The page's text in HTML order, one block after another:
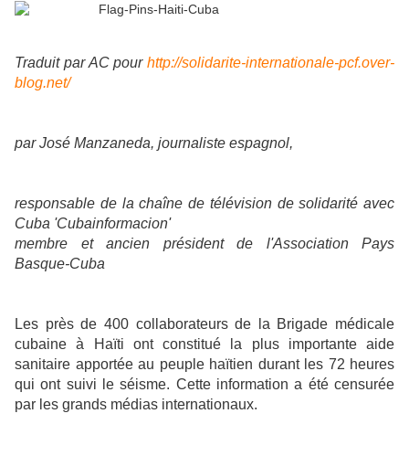
Traduit par AC pour http://solidarite-internationale-pcf.over-
blog.net/
par José Manzaneda, journaliste espagnol,
responsable de la chaîne de télévision de solidarité avec
Cuba 'Cubainformacion'
membre et ancien président de l'Association Pays
Basque-Cuba
Les près de 400 collaborateurs de la Brigade médicale
cubaine à Haïti ont constitué la plus importante aide
sanitaire apportée au peuple haïtien durant les 72 heures
qui ont suivi le séisme. Cette information a été censurée
par les grands médias internationaux.